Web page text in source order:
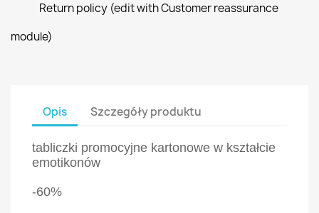
Return policy (edit with Customer reassurance
module)
Opis Szczegóły produktu
tabliczki promocyjne kartonowe w kształcie
emotikonów
-60%